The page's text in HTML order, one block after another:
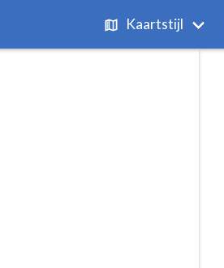
Kaartstijl